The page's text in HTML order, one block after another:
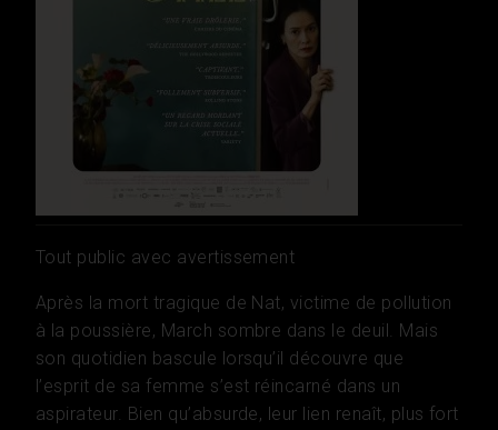
Tout public avec avertissement
Après la mort tragique de Nat, victime de pollution
à la poussière, March sombre dans le deuil. Mais
son quotidien bascule lorsqu’il découvre que
l’esprit de sa femme s’est réincarné dans un
aspirateur. Bien qu’absurde, leur lien renaît, plus fort